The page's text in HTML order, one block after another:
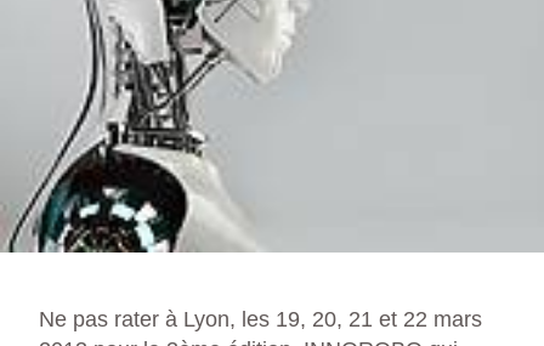
Ne pas rater à Lyon, les 19, 20, 21 et 22 mars